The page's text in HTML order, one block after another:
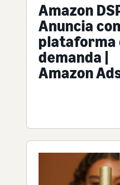
Amazon
Anuncia
plataforma
demanda |
Amazon